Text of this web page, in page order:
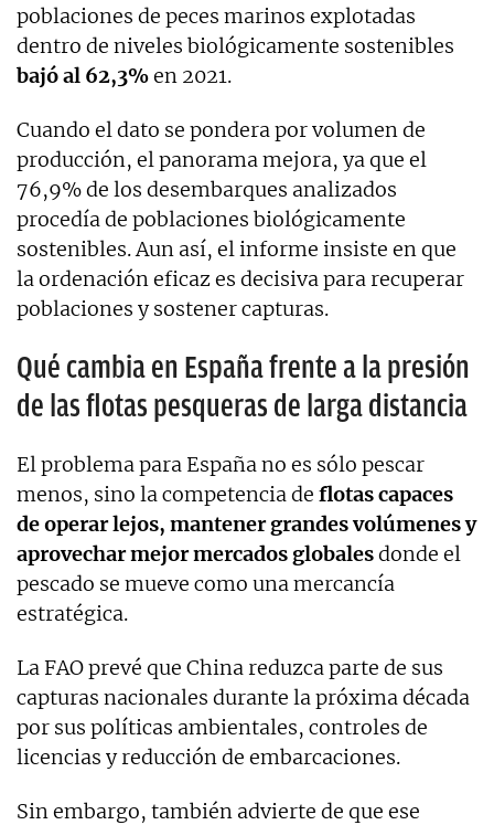
poblaciones de peces marinos explotadas
dentro de niveles biológicamente sostenibles
bajó al 62,3%en 2021.
Cuando el dato se pondera por volumen de
producción, el panorama mejora, ya que el
76,9% de los desembarques analizados
procedía de poblaciones biológicamente
sostenibles. Aun así, el informe insiste en que
la ordenación eficaz es decisiva para recuperar
poblaciones y sostener capturas.
Qué cambia en España frente a la presión
de las flotas pesqueras de larga distancia
El problema para España no es sólo pescar
menos, sino la competencia de flotas capaces
de operar lejos, mantener grandes volúmenes y
aprovechar mejor mercados globalesdonde el
pescado se mueve como una mercancía
estratégica.
La FAO prevé que China reduzca parte de sus
capturas nacionales durante la próxima década
por sus políticas ambientales, controles de
licencias y reducción de embarcaciones.
Sin embargo, también advierte de que ese